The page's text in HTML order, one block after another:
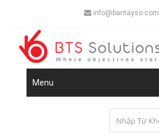
info@bantayso.com
Menu